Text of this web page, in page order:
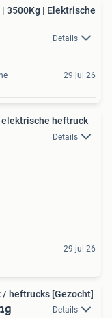
| 3500Kg | Elektrische
Details
29 jul 26
heftruck
Details
29 jul 26
heftrucks [Gezocht]
Details